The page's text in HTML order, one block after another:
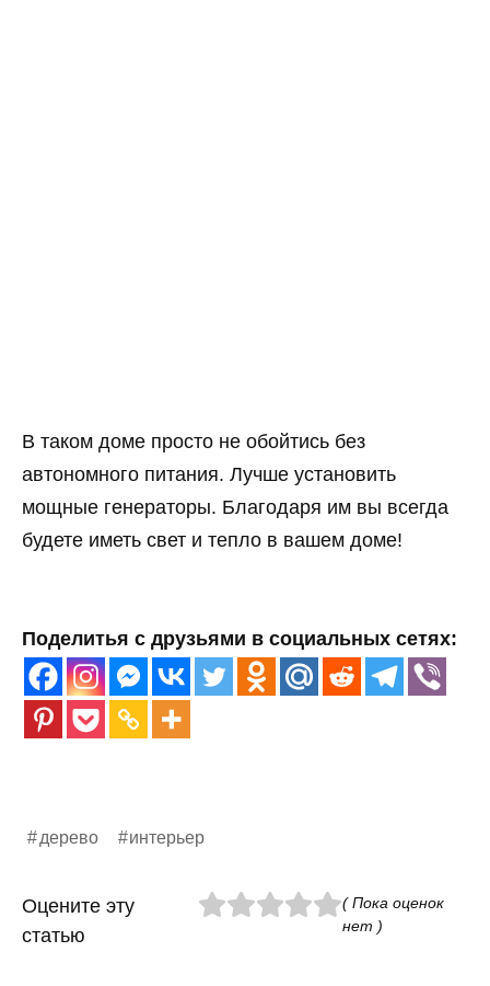
В таком доме просто не обойтись без
автономного питания. Лучше установить
мощные генераторы. Благодаря им вы всегда
будете иметь свет и тепло в вашем доме!
Поделитья с друзьями в социальных сетях:
дерево интерьер
Оцените эту
статью
( Пока оценок
нет )